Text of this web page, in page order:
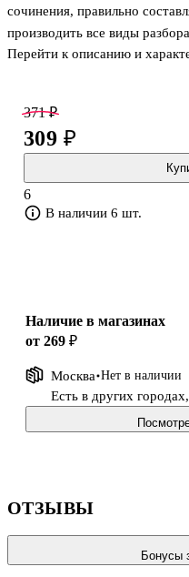
сочинения, правильно
производить все виды
ошибками. Издание
Перейти к описанию и
371 ₽
309 ₽
6
В наличии 6 шт.
Наличие в магазинах
от 269 ₽
Москва Нет в наличии
Есть в других городах,
ОТЗЫВЫ
Бонусы